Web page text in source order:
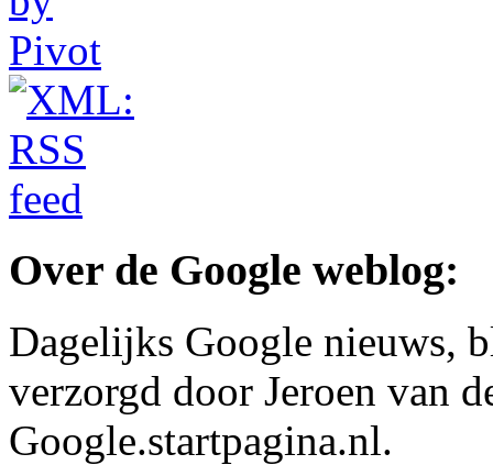
Over de Google weblog:
Dagelijks Google nieuws,
verzorgd door Jeroen van
Google.startpagina.nl.